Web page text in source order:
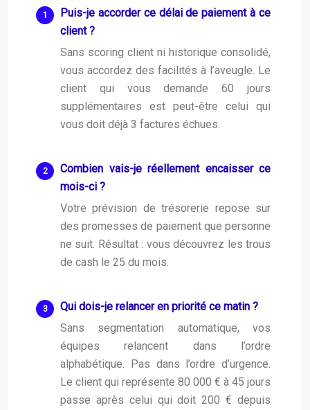
Puis-je accorder ce délai de paiement à ce
client ?
Sans scoring client ni historique consolidé,
vous accordez des facilités à l’aveugle. Le
client qui vous demande 60 jours
supplémentaires est peut-être celui qui
vous doit déjà 3 factures échues.
Combien vais-je réellement encaisser ce
mois-ci ?
Votre prévision de trésorerie repose sur
des promesses de paiement que personne
ne suit. Résultat : vous découvrez les trous
de cash le 25 du mois.
Qui dois-je relancer en priorité ce matin ?
Sans segmentation automatique, vos
équipes relancent dans l’ordre
alphabétique. Pas dans l’ordre d’urgence.
Le client qui représente 80 000 € à 45 jours
passe après celui qui doit 200 € depuis